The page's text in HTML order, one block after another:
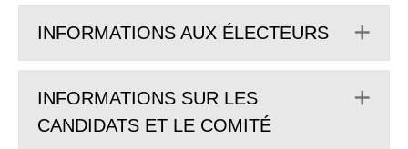
INFORMATIONS AUX ÉLECTEURS
INFORMATIONS SUR LES
CANDIDATS ET LE COMITÉ